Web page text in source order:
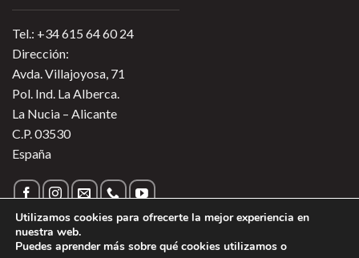
Tel.: +34 615 64 60 24
Dirección:
Avda. Villajoyosa, 71
Pol. Ind. La Alberca.
La Nucia – Alicante
C.P. 03530
España
Utilizamos cookies para ofrecerte la mejor experiencia en
nuestra web.
Puedes aprender más sobre qué cookies utilizamos o